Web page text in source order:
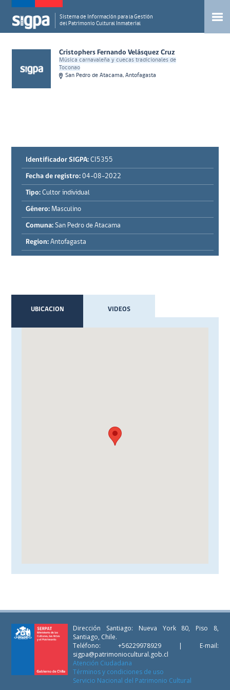
Sistema de Información para la Gestión
del Patrimonio Cultural Inmaterial
Cristophers Fernando Velásquez Cruz
Música carnavaleña y cuecas tradicionales de
Toconao
San Pedro de Atacama, Antofagasta
Identificador SIGPA: CI5355
Fecha de registro: 04-08-2022
Tipo: Cultor individual
Género: Masculino
Comuna: San Pedro de Atacama
Region: Antofagasta
UBICACION VIDEOS
Dirección Santiago: Nueva York 80, Piso 8,
Santiago, Chile.
Teléfono: +56229978929 | E-mail:
sigpa@patrimoniocultural.gob.cl
Atención Ciudadana
Términos y condiciones de uso
Servicio Nacional del Patrimonio Cultural